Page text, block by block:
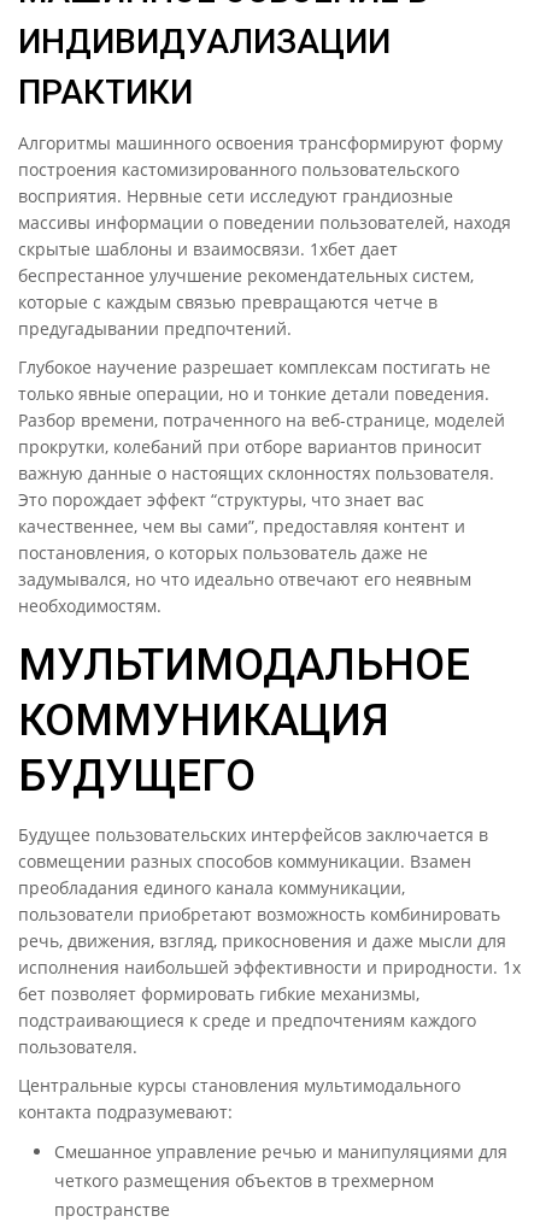
ИНДИВИДУАЛИЗАЦИИ
ПРАКТИКИ
Алгоритмы машинного освоения трансформируют форму
построения кастомизированного пользовательского
восприятия. Нервные сети исследуют грандиозные
массивы информации о поведении пользователей, находя
скрытые шаблоны и взаимосвязи. 1хбет дает
беспрестанное улучшение рекомендательных систем,
которые с каждым связью превращаются четче в
предугадывании предпочтений.
Глубокое научение разрешает комплексам постигать не
только явные операции, но и тонкие детали поведения.
Разбор времени, потраченного на веб-странице, моделей
прокрутки, колебаний при отборе вариантов приносит
важную данные о настоящих склонностях пользователя.
Это порождает эффект “структуры, что знает вас
качественнее, чем вы сами”, предоставляя контент и
постановления, о которых пользователь даже не
задумывался, но что идеально отвечают его неявным
необходимостям.
МУЛЬТИМОДАЛЬНОЕ
КОММУНИКАЦИЯ
БУДУЩЕГО
Будущее пользовательских интерфейсов заключается в
совмещении разных способов коммуникации. Взамен
преобладания единого канала коммуникации,
пользователи приобретают возможность комбинировать
речь, движения, взгляд, прикосновения и даже мысли для
исполнения наибольшей эффективности и природности. 1х
бет позволяет формировать гибкие механизмы,
подстраивающиеся к среде и предпочтениям каждого
пользователя.
Центральные курсы становления мультимодального
контакта подразумевают:
Смешанное управление речью и манипуляциями для
четкого размещения объектов в трехмерном
пространстве